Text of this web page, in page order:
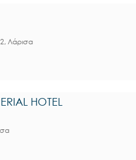
Λάρισα
HOTEL